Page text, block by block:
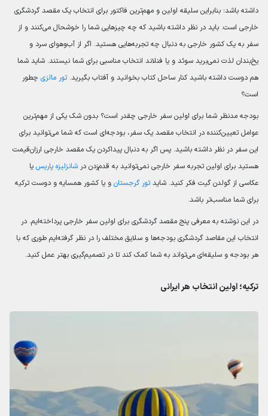
داشته باشد؛ بنابراین سلیقه اولین و مهم‌ترین فاکتور برای انتخاب یک مقصد گردشگری
خارجی است. باید در نظر داشته باشید که چه چیزهایی شما را خوشحال می‌کنند و از
سفر به یک کشور خارجی به دنبال چه تجربه‌هایی هستید. اگر از آب‌وهوای سرد و
یخ‌بندان لذت نمی‌برید سوئد و یا فنلاند انتخاب مناسبی برای شما نیستند. شاید شما
هم دوست داشته باشید کنار ساحل کتاب بخوانید و آفتاب بگیرید.تور مالزی چطور
است؟
بودجه مدنظر شما برای اولین سفر خارجی چقدر است؟ بدون شک یکی از مهم‌ترین
عوامل تعیین‌کننده در انتخاب مقصد یک سفر، بودجه‌ای است که شما می‌توانید برای
این سفر در نظر داشته باشید. پس اگر به دنبال پیداکردن یک مقصد خارجی ارزان‌قیمت
هستید برای اولین تجربه سفر خارجی نمی‌توانید به قدم‌زدن در شانزلیزه پاریس یا
عکاسی از گولدن گیت فکر کنید. شایدتور گرجستان و یا کشور همسایه و دوست ترکیه
برای شما مناسب‌تر باشد.
در این نوشته به معرفی پنج مقصد گردشگری برای اولین سفر خارجی پرداخته‌ایم. در
انتخاب این مقاصد گردشگری بودجه‌ها و سلایق مختلف را در نظر گرفته‌ایم طوری که با
هر بودجه و سلیقه‌ای می‌تواند به شما کمک کند تا در تصمیم‌گیری بهتر عمل کنید.
ترکیه؛ اولین انتخاب هر ایرانی